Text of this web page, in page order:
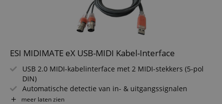
ESI MIDIMATE eX USB-MIDI Kabel-Interface
USB 2.0 MIDI-kabelinterface met 2 MIDI-stekkers (5-pol
DIN)
Automatische detectie van in- & uitgangssignalen
Stekkers kunnen naar keuze worden verbonden met
meer laten zien